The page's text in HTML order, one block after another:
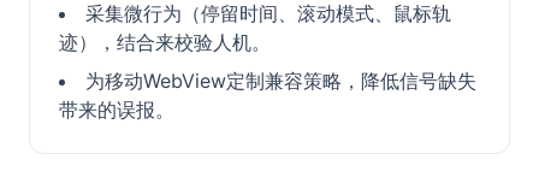
采集微行为（停留时间、滚动模式、鼠标轨
迹），结合来校验人机。
为移动WebView定制兼容策略，降低信号缺失
带来的误报。